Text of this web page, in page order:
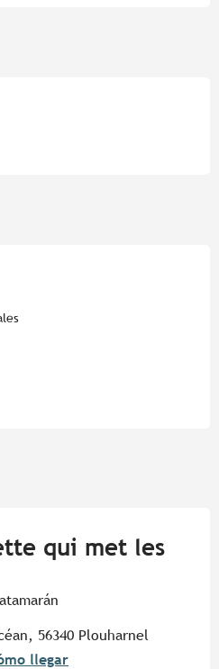
qui met les
56340 Plouharnel
llegar